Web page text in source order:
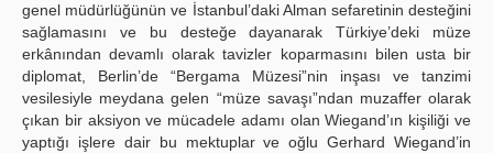
genel müdürlüğünün ve İstanbul’daki Alman sefaretinin desteğini
sağlamasını ve bu desteğe dayanarak Türkiye’deki müze
erkânından devamlı olarak tavizler koparmasını bilen usta bir
diplomat, Berlin’de “Bergama Müzesi”nin inşası ve tanzimi
vesilesiyle meydana gelen “müze savaşı”ndan muzaffer olarak
çıkan bir aksiyon ve mücadele adamı olan Wiegand’ın kişiliği ve
yaptığı işlere dair bu mektuplar ve oğlu Gerhard Wiegand’in